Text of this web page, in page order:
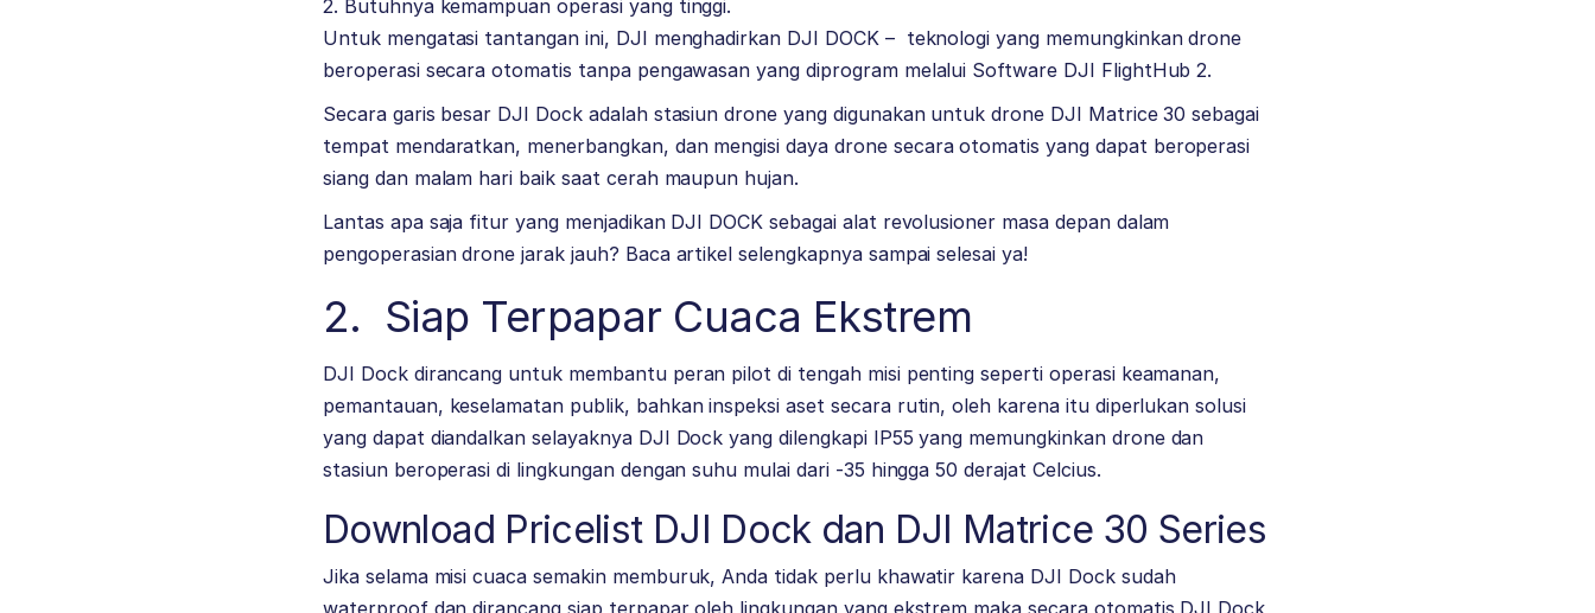
2. Butuhnya kemampuan operasi yang tinggi.
Untuk mengatasi tantangan ini, DJI menghadirkan DJI DOCK – teknologi yang memungkinkan drone
beroperasi secara otomatis tanpa pengawasan yang diprogram melalui Software DJI FlightHub 2.
Secara garis besar DJI Dock adalah stasiun drone yang digunakan untuk drone DJI Matrice 30sebagai
tempat mendaratkan, menerbangkan, dan mengisi daya drone secara otomatis yang dapat beroperasi
siang dan malam hari baik saat cerah maupun hujan.
Lantas apa saja fitur yang menjadikan DJI DOCK sebagai alat revolusioner masa depan dalam
pengoperasian drone jarak jauh? Baca artikel selengkapnya sampai selesai ya!
2. Siap Terpapar Cuaca Ekstrem
DJI Dock dirancang untuk membantu peran pilot di tengah misi penting seperti operasi keamanan,
pemantauan, keselamatan publik, bahkan inspeksi aset secara rutin, oleh karena itu diperlukan solusi
yang dapat diandalkan selayaknya DJI Dock yang dilengkapi IP55 yang memungkinkan drone dan
stasiun beroperasi di lingkungan dengan suhu mulai dari -35 hingga 50 derajat Celcius.
Download Pricelist DJI Dock dan DJI Matrice 30 Series
Jika selama misi cuaca semakin memburuk, Anda tidak perlu khawatir karena DJI Dock sudah